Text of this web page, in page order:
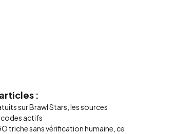
:
sur Brawl Stars, les sources
codes actifs
triche sans vérification humaine, ce